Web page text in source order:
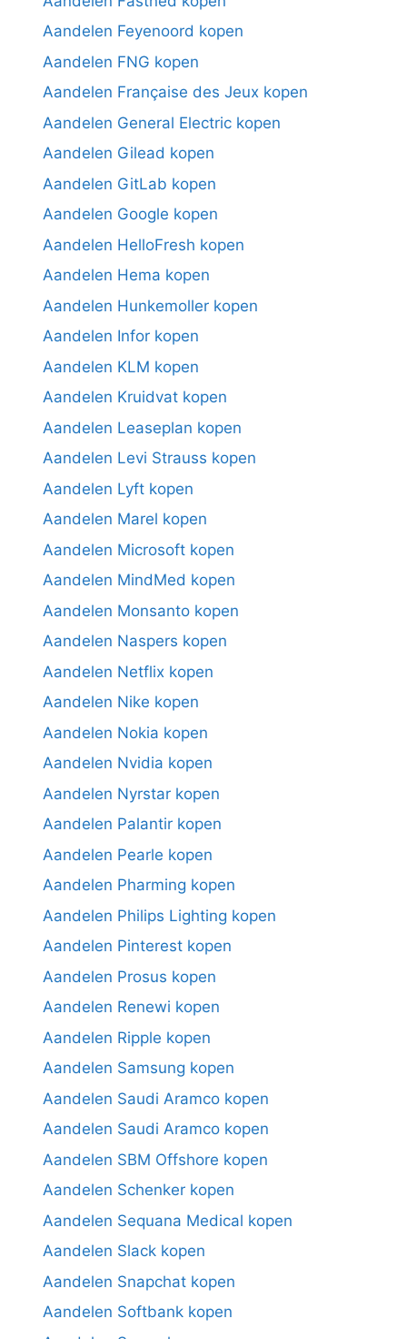
Aandelen Feyenoord kopen
Aandelen FNG kopen
Aandelen Française des Jeux kopen
Aandelen General Electric kopen
Aandelen Gilead kopen
Aandelen GitLab kopen
Aandelen Google kopen
Aandelen HelloFresh kopen
Aandelen Hema kopen
Aandelen Hunkemoller kopen
Aandelen Infor kopen
Aandelen KLM kopen
Aandelen Kruidvat kopen
Aandelen Leaseplan kopen
Aandelen Levi Strauss kopen
Aandelen Lyft kopen
Aandelen Marel kopen
Aandelen Microsoft kopen
Aandelen MindMed kopen
Aandelen Monsanto kopen
Aandelen Naspers kopen
Aandelen Netflix kopen
Aandelen Nike kopen
Aandelen Nokia kopen
Aandelen Nvidia kopen
Aandelen Nyrstar kopen
Aandelen Palantir kopen
Aandelen Pearle kopen
Aandelen Pharming kopen
Aandelen Philips Lighting kopen
Aandelen Pinterest kopen
Aandelen Prosus kopen
Aandelen Renewi kopen
Aandelen Ripple kopen
Aandelen Samsung kopen
Aandelen Saudi Aramco kopen
Aandelen Saudi Aramco kopen
Aandelen SBM Offshore kopen
Aandelen Schenker kopen
Aandelen Sequana Medical kopen
Aandelen Slack kopen
Aandelen Snapchat kopen
Aandelen Softbank kopen